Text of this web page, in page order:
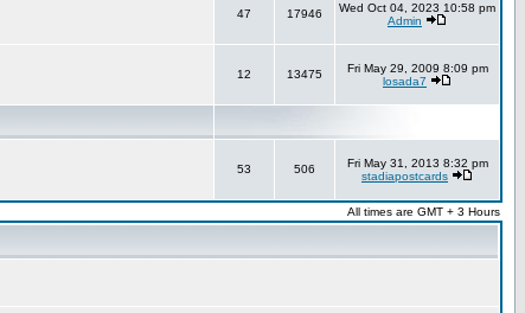
47 17946
Wed Oct 04, 2023 10:58 pm
Admin
12 13475
Fri May 29, 2009 8:09 pm
losada7
53 506
Fri May 31, 2013 8:32 pm
stadiapostcards
All times are GMT + 3 Hours